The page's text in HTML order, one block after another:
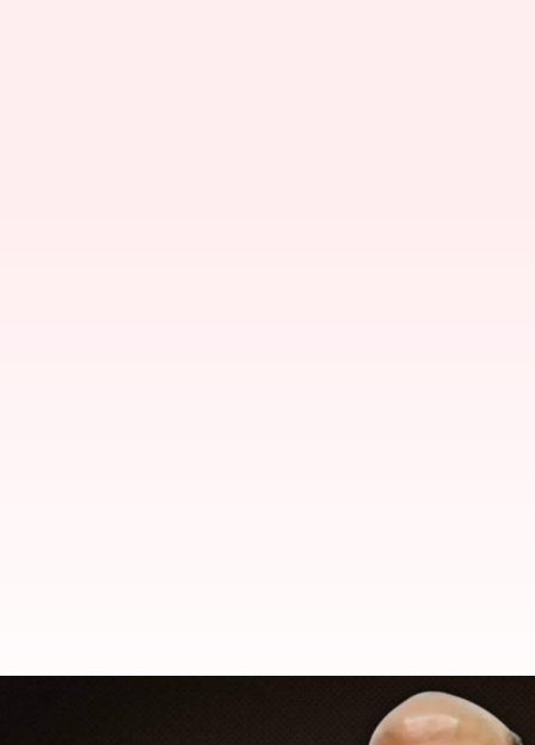
రక్షణ మంత్రి రాజ్‌నాథ్ సింగ్‌కు కరోనా